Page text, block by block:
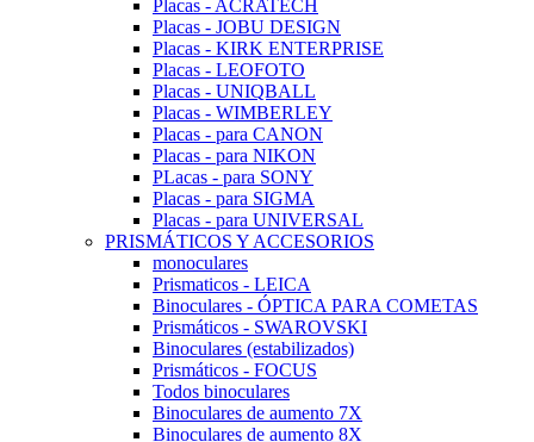
Placas - ACRATECH
Placas - JOBU DESIGN
Placas - KIRK ENTERPRISE
Placas - LEOFOTO
Placas - UNIQBALL
Placas - WIMBERLEY
Placas - para CANON
Placas - para NIKON
PLacas - para SONY
Placas - para SIGMA
Placas - para UNIVERSAL
PRISMÁTICOS Y ACCESORIOS
monoculares
Prismaticos - LEICA
Binoculares - ÓPTICA PARA COMETAS
Prismáticos - SWAROVSKI
Binoculares (estabilizados)
Prismáticos - FOCUS
Todos binoculares
Binoculares de aumento 7X
Binoculares de aumento 8X